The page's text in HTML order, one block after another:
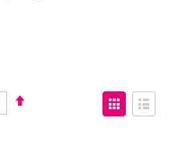
Fijar
Ver
como